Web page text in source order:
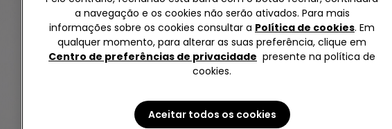
a navegação e os cookies não serão ativados. Para mais
informações sobre os cookies consultar a Política de cookies. Em
qualquer momento, para alterar as suas preferência, clique em
Centro de preferências de privacidade presente na política de
cookies.
Aceitar todos os cookies